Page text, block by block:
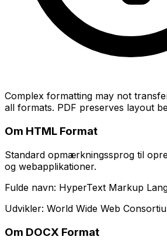
Complex formatting may not
all formats. PDF preserves layout
Om HTML Format
Standard opmærkningssprog til
og webapplikationer.
Fulde navn: HyperText Markup
Udvikler: World Wide Web
Om DOCX Format